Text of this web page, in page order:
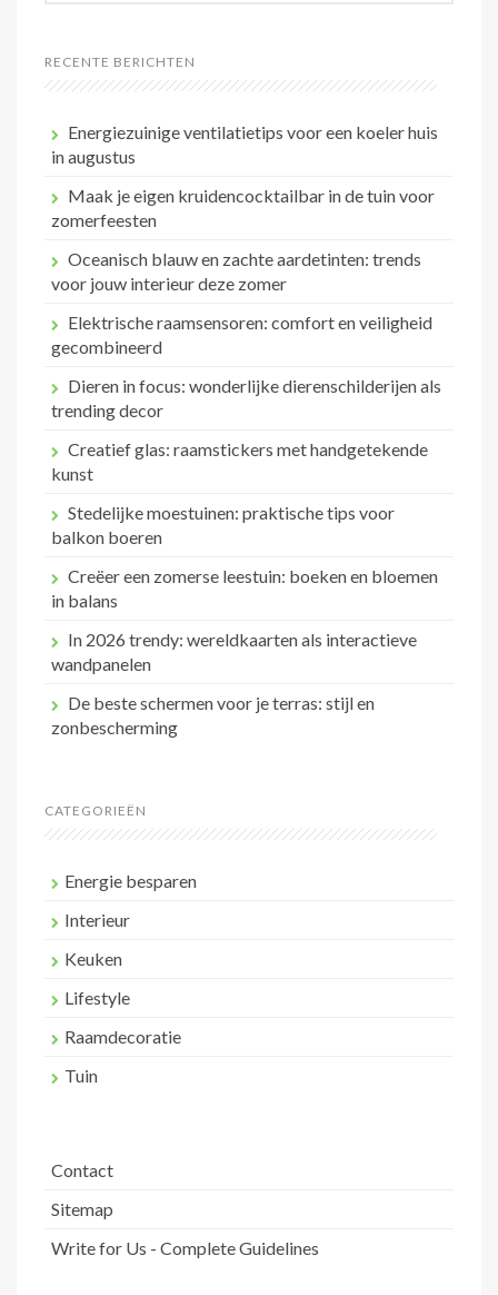
RECENTE BERICHTEN
Energiezuinige ventilatietips voor een koeler huis
in augustus
Maak je eigen kruidencocktailbar in de tuin voor
zomerfeesten
Oceanisch blauw en zachte aardetinten: trends
voor jouw interieur deze zomer
Elektrische raamsensoren: comfort en veiligheid
gecombineerd
Dieren in focus: wonderlijke dierenschilderijen als
trending decor
Creatief glas: raamstickers met handgetekende
kunst
Stedelijke moestuinen: praktische tips voor
balkon boeren
Creëer een zomerse leestuin: boeken en bloemen
in balans
In 2026 trendy: wereldkaarten als interactieve
wandpanelen
De beste schermen voor je terras: stijl en
zonbescherming
CATEGORIEËN
Energie besparen
Interieur
Keuken
Lifestyle
Raamdecoratie
Tuin
Contact
Sitemap
Write for Us - Complete Guidelines